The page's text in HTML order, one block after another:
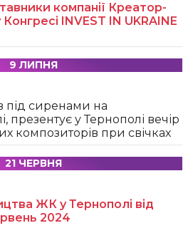
компанії Креатор-
INVEST IN UKRAINE
9 ЛИПНЯ
під сиренами на
презентує у Тернополі вечір
композиторів при свічках
21 ЧЕРВНЯ
ЖК у Тернополі від
2024